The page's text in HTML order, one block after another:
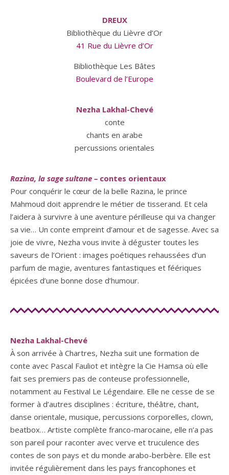
DREUX
Bibliothèque du Lièvre d’Or
41 Rue du Lièvre d’Or
Bibliothèque Les Bâtes
Boulevard de l’Europe
Nezha Lakhal-Chevé
conte
chants en arabe
percussions orientales
Razina, la sage sultane – contes orientaux
Pour conquérir le cœur de la belle Razina, le prince
Mahmoud doit apprendre le métier de tisserand. Et cela
l’aidera à survivre à une aventure périlleuse qui va changer
sa vie… Un conte empreint d’amour et de sagesse. Avec sa
joie de vivre, Nezha vous invite à déguster toutes les
saveurs de l’Orient : images poétiques rehaussées d’un
parfum de magie, aventures fantastiques et féériques
épicées d’une bonne dose d’humour.
Nezha Lakhal-Chevé
À son arrivée à Chartres, Nezha suit une formation de
conte avec Pascal Fauliot et intègre la Cie Hamsa où elle
fait ses premiers pas de conteuse professionnelle,
notamment au Festival Le Légendaire. Elle ne cesse de se
former à d’autres disciplines : écriture, théâtre, chant,
danse orientale, musique, percussions corporelles, clown,
beatbox… Artiste complète franco-marocaine, elle n’a pas
son pareil pour raconter avec verve et truculence des
contes de son pays et du monde arabo-berbère. Elle est
invitée régulièrement dans les pays francophones et